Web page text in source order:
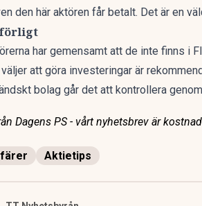
den här aktören får betalt. Det är en
har gemensamt att de inte finns i
väljer att göra investeringar är
bolag går det att kontrollera
Dagens PS - vårt nyhetsbrev är
Aktietips